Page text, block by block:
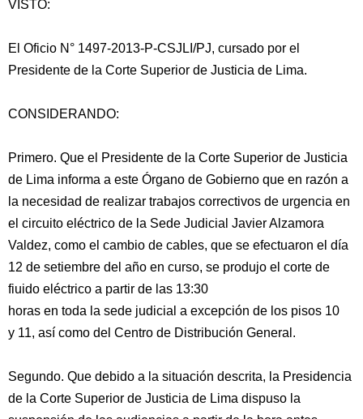
VISTO:
El Oficio N° 1497-2013-P-CSJLI/PJ, cursado por el
Presidente de la Corte Superior de Justicia de Lima.
CONSIDERANDO:
Primero. Que el Presidente de la Corte Superior de Justicia
de Lima informa a este Órgano de Gobierno que en razón a
la necesidad de realizar trabajos correctivos de urgencia en
el circuito eléctrico de la Sede Judicial Javier Alzamora
Valdez, como el cambio de cables, que se efectuaron el día
12 de setiembre del año en curso, se produjo el corte de
fiuido eléctrico a partir de las 13:30
horas en toda la sede judicial a excepción de los pisos 10
y 11, así como del Centro de Distribución General.
Segundo. Que debido a la situación descrita, la Presidencia
de la Corte Superior de Justicia de Lima dispuso la